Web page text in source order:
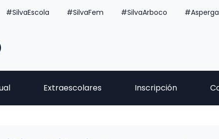
#SilvaEscola #SilvaFem #SilvaArboco
Extraescolares Inscripción